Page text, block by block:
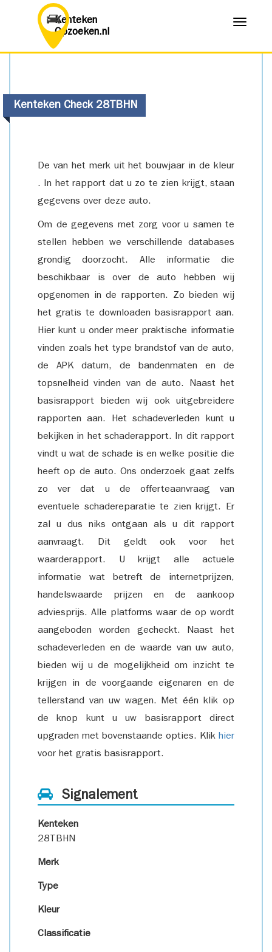
Kenteken
Opzoeken.nl
Menu
Kenteken Check 28TBHN
De van het merk uit het bouwjaar in de kleur
. In het rapport dat u zo te zien krijgt, staan
gegevens over deze auto.
Om de gegevens met zorg voor u samen te
stellen hebben we verschillende databases
grondig doorzocht. Alle informatie die
beschikbaar is over de auto hebben wij
opgenomen in de rapporten. Zo bieden wij
het gratis te downloaden basisrapport aan.
Hier kunt u onder meer praktische informatie
vinden zoals het type brandstof van de auto,
de APK datum, de bandenmaten en de
topsnelheid vinden van de auto. Naast het
basisrapport bieden wij ook uitgebreidere
rapporten aan. Het schadeverleden kunt u
bekijken in het schaderapport. In dit rapport
vindt u wat de schade is en welke positie die
heeft op de auto. Ons onderzoek gaat zelfs
zo ver dat u de offerteaanvraag van
eventuele schadereparatie te zien krijgt. Er
zal u dus niks ontgaan als u dit rapport
aanvraagt. Dit geldt ook voor het
waarderapport. U krijgt alle actuele
informatie wat betreft de internetprijzen,
handelswaarde prijzen en de aankoop
adviesprijs. Alle platforms waar de op wordt
aangeboden worden gecheckt. Naast het
schadeverleden en de waarde van uw auto,
bieden wij u de mogelijkheid om inzicht te
krijgen in de voorgaande eigenaren en de
tellerstand van uw wagen. Met één klik op
de knop kunt u uw basisrapport direct
upgraden met bovenstaande opties. Klik hier
voor het gratis basisrapport.
Signalement
Kenteken
28TBHN
Merk
Type
Kleur
Classificatie